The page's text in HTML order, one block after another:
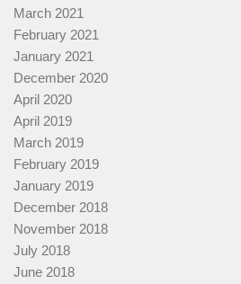
March 2021
February 2021
January 2021
December 2020
April 2020
April 2019
March 2019
February 2019
January 2019
December 2018
November 2018
July 2018
June 2018